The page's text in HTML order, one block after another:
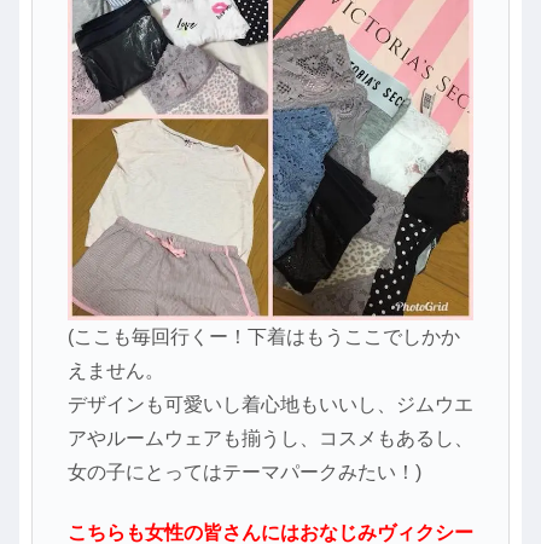
(ここも毎回行くー！下着はもうここでしかか
えません。
デザインも可愛いし着心地もいいし、ジムウエ
アやルームウェアも揃うし、コスメもあるし、
女の子にとってはテーマパークみたい！)
こちらも女性の皆さんにはおなじみヴィクシー